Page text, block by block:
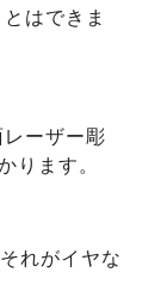
はできま
ーザー彫
ります。
れがイヤな